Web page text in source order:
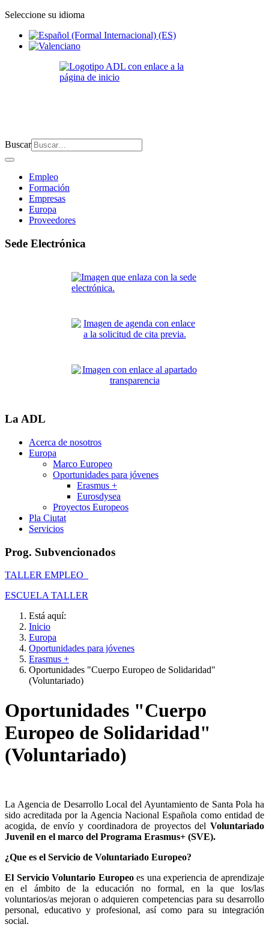
Seleccione su idioma
Buscar
Empleo
Formación
Empresas
Europa
Proveedores
Sede Electrónica
La ADL
Acerca de nosotros
Europa
Marco Europeo
Oportunidades para jóvenes
Erasmus +
Eurosdysea
Proyectos Europeos
Pla Ciutat
Servicios
Prog. Subvencionados
TALLER EMPLEO
ESCUELA TALLER
Está aquí:
Inicio
Europa
Oportunidades para jóvenes
Erasmus +
Oportunidades "Cuerpo Europeo de Solidaridad"
(Voluntariado)
Oportunidades "Cuerpo
Europeo de Solidaridad"
(Voluntariado)
La Agencia de Desarrollo Local del Ayuntamiento de Santa Pola ha
sido acreditada por la Agencia Nacional Española como entidad de
acogida, de envío y coordinadora de proyectos del Voluntariado
Juvenil en el marco del Programa Erasmus+ (SVE).
¿Que es el Servicio de Voluntariado Europeo?
El Servicio Voluntario Europeoes una experiencia de aprendizaje
en el ámbito de la educación no formal, en la que los/las
voluntarios/as mejoran o adquieren competencias para su desarrollo
personal, educativo y profesional, así como para su integración
social.